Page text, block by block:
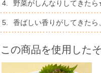
4. 野菜がしんなりしてきた
5. 香ばしい香りがしてきた
この商品を使用した